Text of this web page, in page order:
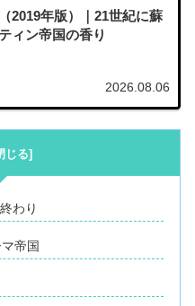
2019年版）｜21世紀に蘇
ィン帝国の香り
2026.08.06
わり
帝国